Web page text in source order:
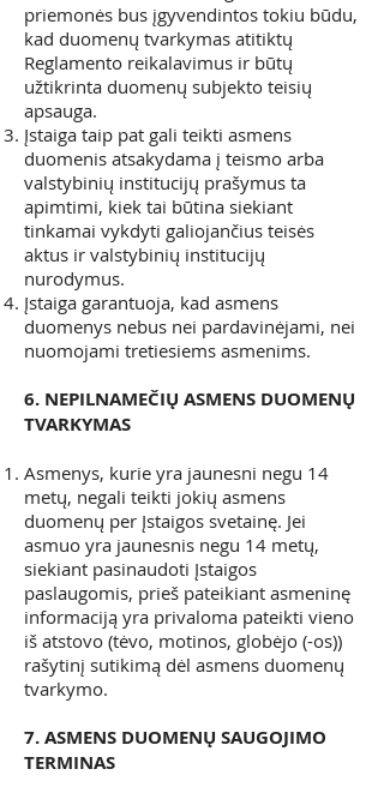
priemonės bus įgyvendintos tokiu būdu,
kad duomenų tvarkymas atitiktų
Reglamento reikalavimus ir būtų
užtikrinta duomenų subjekto teisių
apsauga.
Įstaiga taip pat gali teikti asmens
duomenis atsakydama į teismo arba
valstybinių institucijų prašymus ta
apimtimi, kiek tai būtina siekiant
tinkamai vykdyti galiojančius teisės
aktus ir valstybinių institucijų
nurodymus.
Įstaiga garantuoja, kad asmens
duomenys nebus nei pardavinėjami, nei
nuomojami tretiesiems asmenims.
6. NEPILNAMEČIŲ ASMENS DUOMENŲ
TVARKYMAS
Asmenys, kurie yra jaunesni negu 14
metų, negali teikti jokių asmens
duomenų per Įstaigos svetainę. Jei
asmuo yra jaunesnis negu 14 metų,
siekiant pasinaudoti Įstaigos
paslaugomis, prieš pateikiant asmeninę
informaciją yra privaloma pateikti vieno
iš atstovo (tėvo, motinos, globėjo (-os))
rašytinį sutikimą dėl asmens duomenų
tvarkymo.
7. ASMENS DUOMENŲ SAUGOJIMO
TERMINAS